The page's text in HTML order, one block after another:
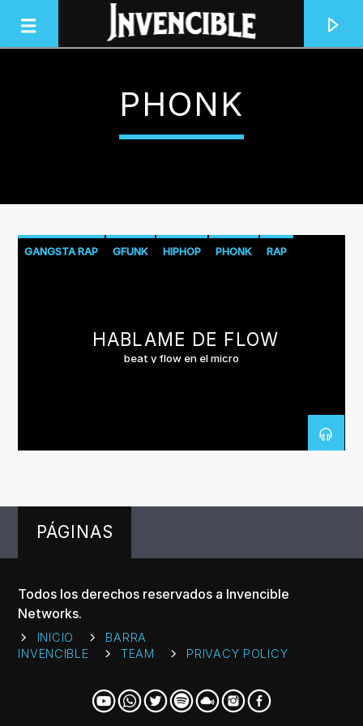
INVENCIBLE RADIO
JUNTOS SOMOS INVENCIBLES
CANCIÓN ACTUAL
Invencible Radio
PHONK
GANGSTA RAP GFUNK HIPHOP PHONK RAP
HABLAME DE FLOW
beat y flow en el micro
PÁGINAS
Todos los derechos reservados a Invencible
Networks.
INICIO
BARRA
INVENCIBLE
TEAM PRIVACY POLICY